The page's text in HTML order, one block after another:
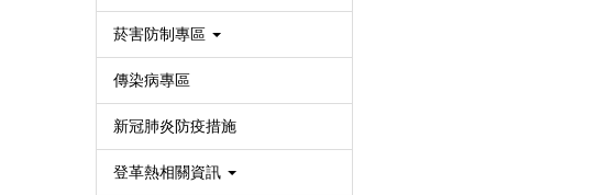
菸害防制專區
傳染病專區
新冠肺炎防疫措施
登革熱相關資訊